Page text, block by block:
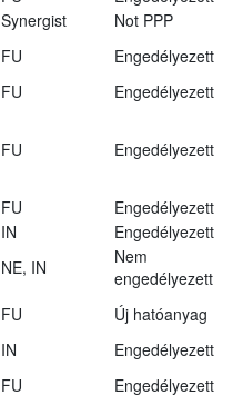
Synergist
Not PPP
FU
Engedélyezett
FU
Engedélyezett
FU Engedélyezett
FU
Engedélyezett
IN
Engedélyezett
NE, IN
Nem
engedélyezett
FU
Új hatóanyag
IN
Engedélyezett
FU
Engedélyezett